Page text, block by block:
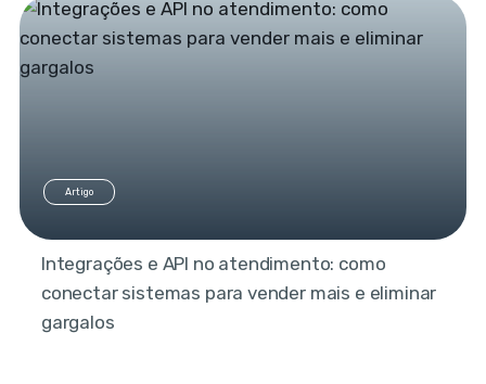
Artigo
Integrações e API no atendimento: como
conectar sistemas para vender mais e eliminar
gargalos